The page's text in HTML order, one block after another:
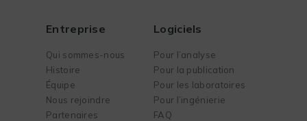
Entreprise
Qui sommes-nous
Histoire
Équipe
Nous rejoindre
Partenaires
Logiciels
Pour l’analyse
Pour la publication
Pour les laboratoires
Pour l’ingénierie
FAQ